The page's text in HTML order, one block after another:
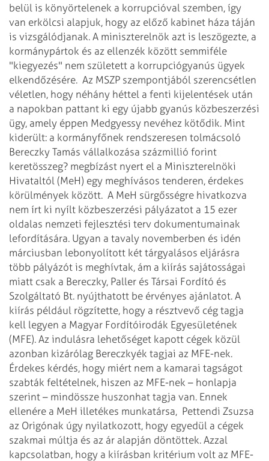
belül is könyörtelenek a korrupcióval szemben, így
van erkölcsi alapjuk, hogy az előző kabinet háza táján
is vizsgálódjanak. A miniszterelnök azt is leszögezte, a
kormánypártok és az ellenzék között semmiféle
"kiegyezés" nem született a korrupciógyanús ügyek
elkendőzésére. Az MSZP szempontjából szerencsétlen
véletlen, hogy néhány héttel a fenti kijelentések után
a napokban pattant ki egy újabb gyanús közbeszerzési
ügy, amely éppen Medgyessy nevéhez kötődik. Mint
kiderült: a kormányfőnek rendszeresen tolmácsoló
Bereczky Tamás vállalkozása százmillió forint
keretösszeg? megbízást nyert el a Miniszterelnöki
Hivataltól (MeH) egy meghívásos tenderen, érdekes
körülmények között. A MeH sürgősségre hivatkozva
nem írt ki nyílt közbeszerzési pályázatot a 15 ezer
oldalas nemzeti fejlesztési terv dokumentumainak
lefordítására. Ugyan a tavaly novemberben és idén
márciusban lebonyolított két tárgyalásos eljárásra
több pályázót is meghívtak, ám a kiírás sajátosságai
miatt csak a Bereczky, Paller és Társai Fordító és
Szolgáltató Bt. nyújthatott be érvényes ajánlatot. A
kiírás például rögzítette, hogy a résztvevő cég tagja
kell legyen a Magyar Fordítóirodák Egyesületének
(MFE). Az indulásra lehetőséget kapott cégek közül
azonban kizárólag Bereczkyék tagjai az MFE-nek.
Érdekes kérdés, hogy miért nem a kamarai tagságot
szabták feltételnek, hiszen az MFE-nek – honlapja
szerint – mindössze huszonhat tagja van. Ennek
ellenére a MeH illetékes munkatársa, Pettendi Zsuzsa
az Origónak úgy nyilatkozott, hogy egyedül a cégek
szakmai múltja és az ár alapján döntöttek. Azzal
kapcsolatban, hogy a kiírásban kritérium volt az MFE-